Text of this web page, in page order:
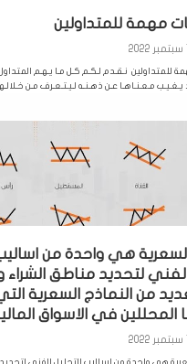
مهمة للمتداولين
نـقـدم لـكـم كـل مـا يـهـم
مـعـنـاهـا عـن ذهـنـه لـيـتـعـرف مـن
السعرية هي واحدة من
الفني لتحديد مناطق الشراء
من النماذج السعرية
المحللين في الاسواق
هي واحدة من اساليب التحليل الفني